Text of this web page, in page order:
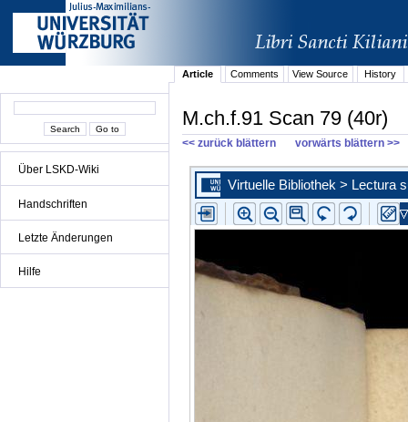
Über LSKD-Wiki
Handschriften
Letzte Änderungen
Hilfe
Article Comments View Source History
M.ch.f.91 Scan 79 (40r)
<< zurück blättern vorwärts blättern >>